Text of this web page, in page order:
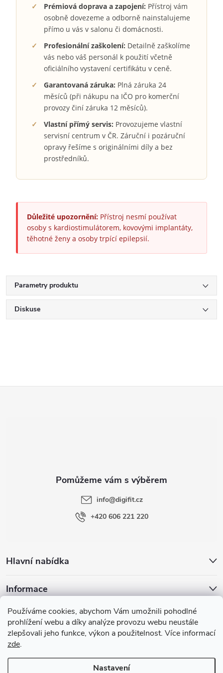
Používáme cookies, abychom Vám umožnili pohodlné
prohlížení webu a díky analýze provozu webu neustále
zlepšovali jeho funkce, výkon a použitelnost. Více informací
zde.
Nastavení
✓ Prémiová doprava a zapojení: Přístroj vám
osobně dovezeme a odborně nainstalujeme
přímo u vás v salonu či domácnosti.
✓
Profesionální zaškolení: Detailně zaškolíme
vás nebo váš personál k použití včetně
oficiálního vystavení certifikátu v ceně.
✓
Garantovaná záruka: Plná záruka 24
měsíců (při nákupu na IČO pro komerční
provozy činí záruka 12 měsíců).
✓
Vlastní přímý servis: Provozujeme vlastní
servisní centrum v ČR. Záruční i pozáruční
opravy řešíme s originálními díly a bez
prostředníků.
Důležité upozornění: Přístroj nesmí používat
osoby s kardiostimulátorem, kovovými implantáty,
těhotné ženy a osoby trpící epilepsií.
Parametry produktu
Diskuse
info@digifit.cz
+420 606 221 220
Hlavní nabídka
Informace
Blog